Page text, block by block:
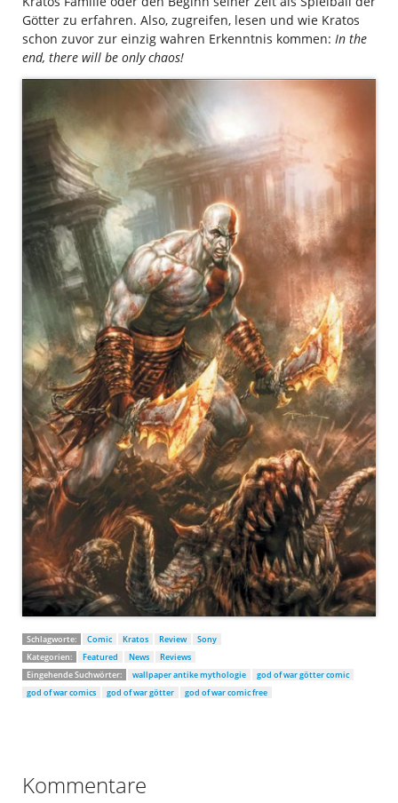
Götter zu erfahren. Also, zugreifen, lesen und wie Kratos
schon zuvor zur einzig wahren Erkenntnis kommen: In the
end, there will be only chaos!
Schlagworte: Comic Kratos Review
Sony
Kategorien:
Featured News
Reviews
Eingehende Suchwörter:
wallpaper antike mythologie
god of war götter comic
god of war comics
god of war götter god of war comic free
Kommentare